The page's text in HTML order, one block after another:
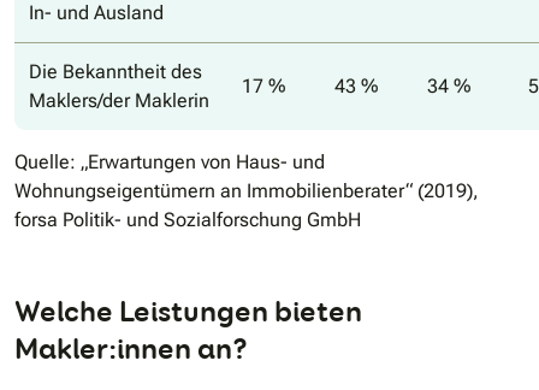
In- und Ausland
Die Bekanntheit des
Maklers/der Maklerin
17 % 43 % 34 %
Quelle: „Erwartungen von Haus- und
Wohnungseigentümern an Immobilienberater“ (2019),
forsa Politik- und Sozialforschung GmbH
Welche Leistungen bieten
Makler:innen an?